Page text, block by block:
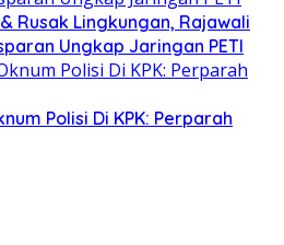
Rusak Lingkungan, Rajawali
Ungkap Jaringan PETI
Polisi Di KPK: Perparah